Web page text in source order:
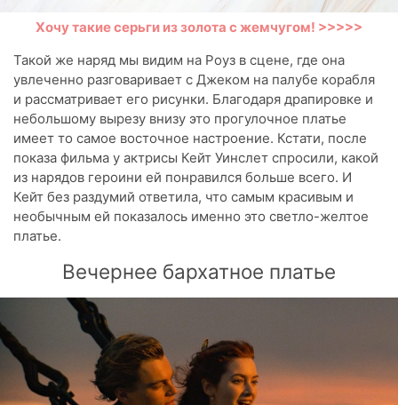
Хочу такие серьги из золота с жемчугом! >>>>>
Такой же наряд мы видим на Роуз в сцене, где она
увлеченно разговаривает с Джеком на палубе корабля
и рассматривает его рисунки. Благодаря драпировке и
небольшому вырезу внизу это прогулочное платье
имеет то самое восточное настроение. Кстати, после
показа фильма у актрисы Кейт Уинслет спросили, какой
из нарядов героини ей понравился больше всего. И
Кейт без раздумий ответила, что самым красивым и
необычным ей показалось именно это светло-желтое
платье.
Вечернее бархатное платье